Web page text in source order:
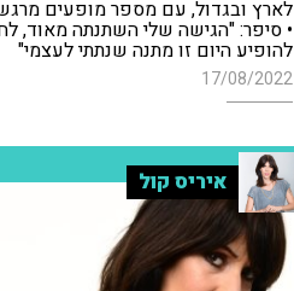
לארץ ובגדול, עם מספר מופעים
• סיפר: "הגישה שלי השתנתה מאוד,
להופיע היום זו מתנה שנתתי לעצמי"
17/08/2022
איריס קול